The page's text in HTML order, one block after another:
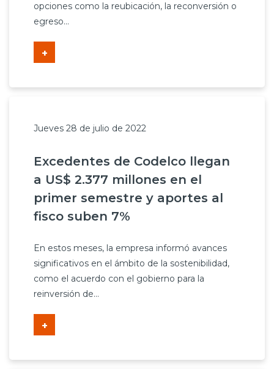
opciones como la reubicación, la reconversión o
egreso...
+
Jueves 28 de julio de 2022
Excedentes de Codelco llegan
a US$ 2.377 millones en el
primer semestre y aportes al
fisco suben 7%
En estos meses, la empresa informó avances
significativos en el ámbito de la sostenibilidad,
como el acuerdo con el gobierno para la
reinversión de...
+